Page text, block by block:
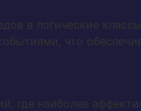
в логические
что
где наиболее